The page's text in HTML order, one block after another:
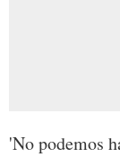
'No podemos